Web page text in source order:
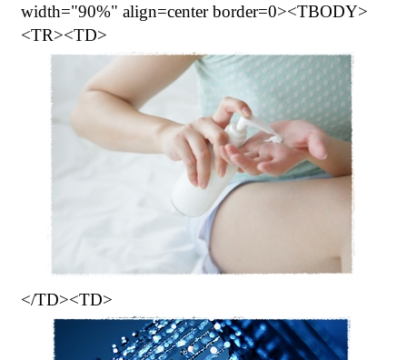
width="90%" align=center border=0><TBODY>
<TR><TD>
</TD><TD>